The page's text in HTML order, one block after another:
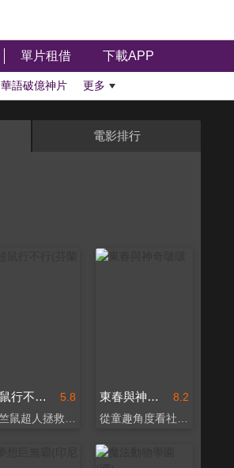
單片租借 下載APP
華語破億神片 更多
電影排行
5.8
超鼠行不行(芬蘭語)
天竺鼠超人拯救鯡魚！
8.2
東春與神奇啵啵
從童趣角度看社會的荒謬